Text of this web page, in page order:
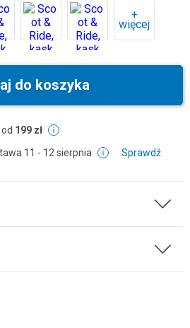
+
więcej
do koszyka
199 zł
11 - 12 sierpnia Sprawdź